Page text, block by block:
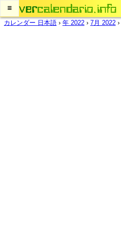
≡
カレンダー 日本語 › 年 2022 › 7月 2022 ›